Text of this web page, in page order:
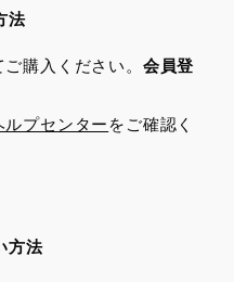
法
購入ください。 会員登
ルプセンター をご確認く
方法